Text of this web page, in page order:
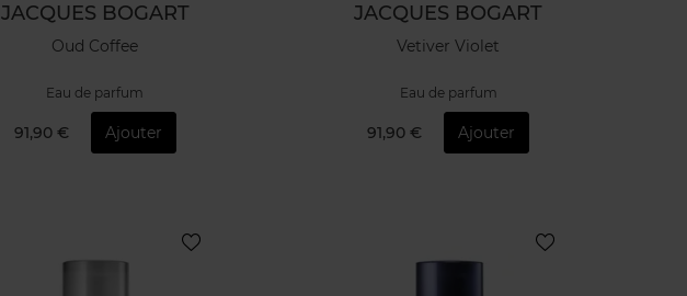
JACQUES BOGART
Oud Coffee
Eau de parfum
91,90 € Ajouter
JACQUES BOGART
Vetiver Violet
Eau de parfum
91,90 € Ajouter